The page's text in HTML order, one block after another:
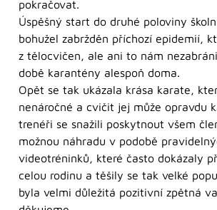
pokračovat.
Úspěšný start do druhé poloviny
bohužel zabržděn příchozí epidemií,
z tělocvičen, ale ani to nám
době karantény alespoň doma.
Opět se tak ukázala krása karate,
nenáročné a cvičit jej může opravdu
trenéři se snažili poskytnout všem
možnou náhradu v podobě
videotréninků, které často dokázaly
celou rodinu a těšily se tak velké
byla velmi důležitá pozitivní zpětná